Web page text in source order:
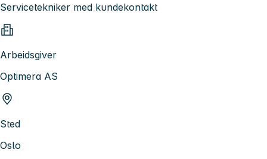
Servicetekniker med kundekontakt
Arbeidsgiver
Optimera AS
Sted
Oslo